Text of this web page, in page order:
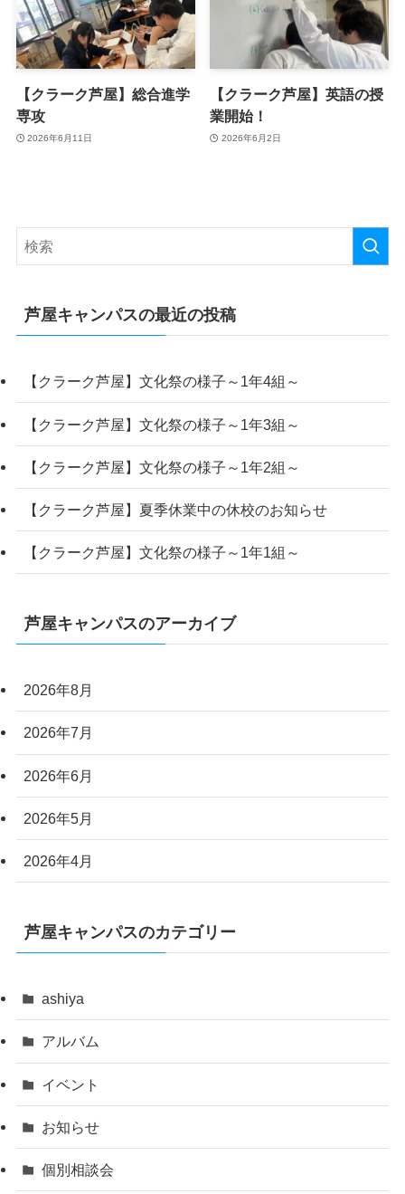
【クラーク芦屋】総合進学
専攻
2026年6月11日
【クラーク芦屋】英語の授
業開始！
2026年6月2日
芦屋キャンパスの最近の投稿
【クラーク芦屋】文化祭の様子～1年4組～
【クラーク芦屋】文化祭の様子～1年3組～
【クラーク芦屋】文化祭の様子～1年2組～
【クラーク芦屋】夏季休業中の休校のお知らせ
【クラーク芦屋】文化祭の様子～1年1組～
芦屋キャンパスのアーカイブ
2026年8月
2026年7月
2026年6月
2026年5月
2026年4月
芦屋キャンパスのカテゴリー
ashiya
アルバム
イベント
お知らせ
個別相談会